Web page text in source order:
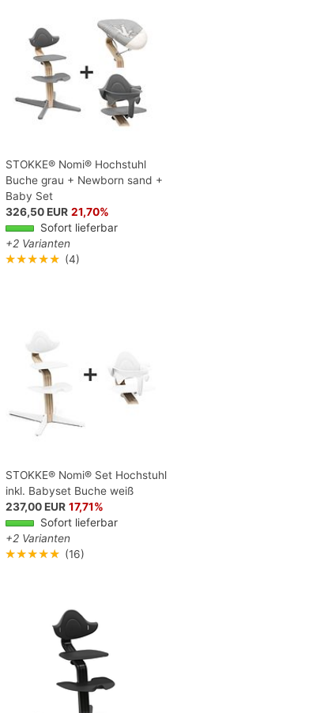
STOKKE® Nomi® Hochstuhl
Buche grau + Newborn sand +
Baby Set
326,50 EUR 21,70%
Sofort lieferbar
+2 Varianten
★★★★★ (4)
STOKKE® Nomi® Set Hochstuhl
inkl. Babyset Buche weiß
237,00 EUR 17,71%
Sofort lieferbar
+2 Varianten
★★★★★ (16)